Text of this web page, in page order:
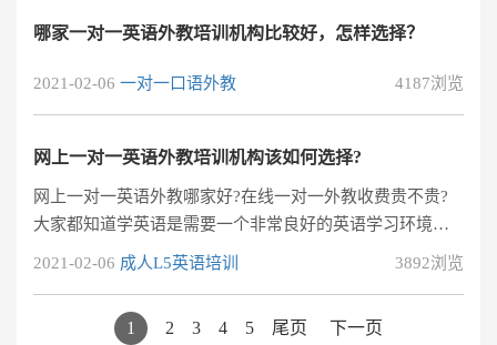
哪家一对一英语外教培训机构比较好，怎样选择？
2021-02-06 一对一口语外教 4187浏览
网上一对一英语外教培训机构该如何选择?
网上一对一英语外教哪家好?在线一对一外教收费贵不贵?
大家都知道学英语是需要一个非常良好的英语学习环境
的，尤其是对于想学好英语口语的学员来说更是如此。一
员的英语学习效果也会相对来说比较明显的，学员的英语
2021-02-06 成人L5英语培训 3892浏览
1 2 3 4 5 尾页 下一页